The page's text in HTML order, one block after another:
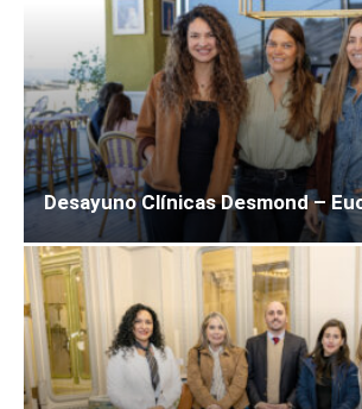
Desayuno Clínicas Desmond –